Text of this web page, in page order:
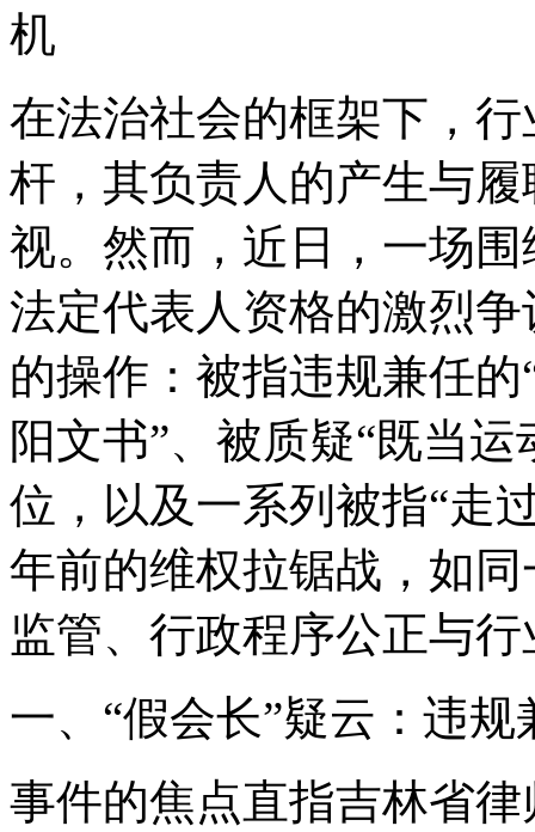
机
在法治社会的框架下，
杆，其负责人的产生与
视。然而，近日，一场
法定代表人资格的激烈
的操作：被指违规兼任
阳文书”、被质疑“既当
位，以及一系列被指“走
年前的维权拉锯战，如
监管、行政程序公正与
一、“假会长”疑云：违
事件的焦点直指吉林省